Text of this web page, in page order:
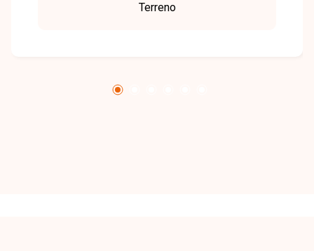
total, oferecendo ótimo espaço para construção
da cidade. Entre em contato e agende sua visita.
Terreno